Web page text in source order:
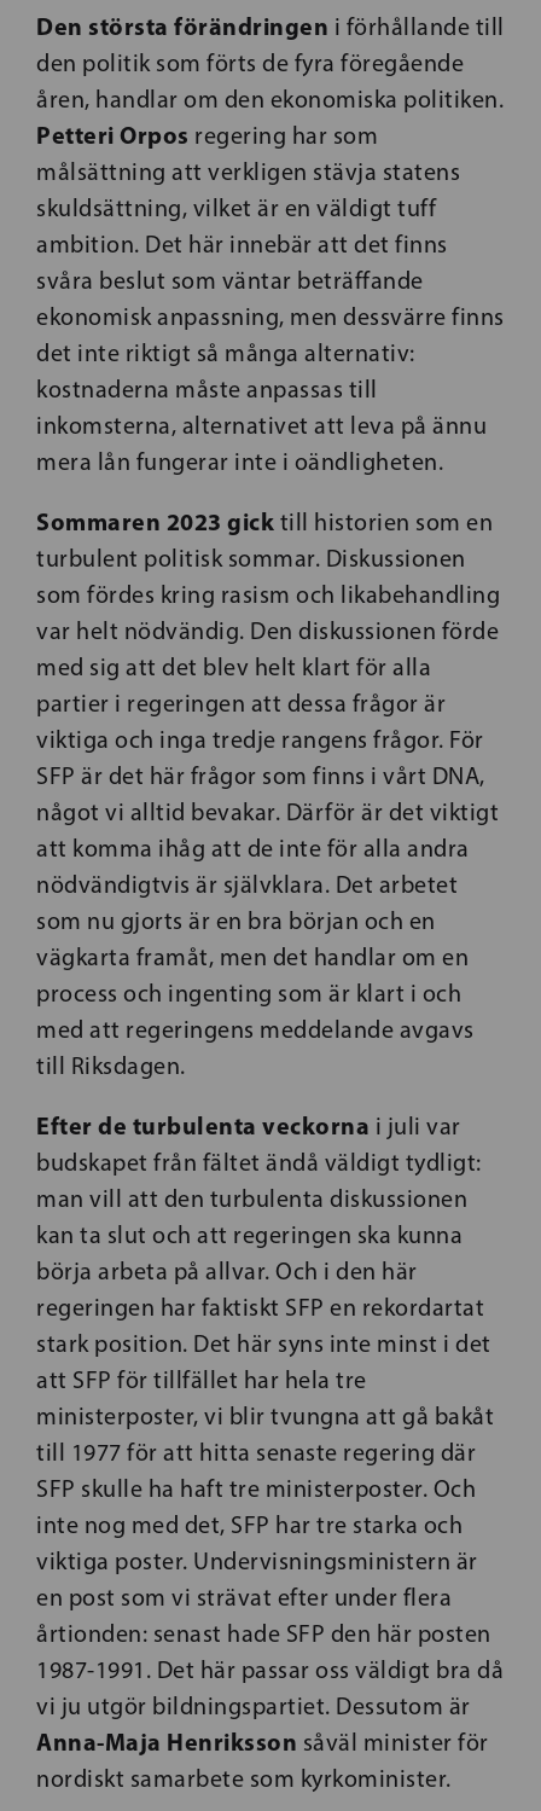
Den största förändringen i förhållande till
den politik som förts de fyra föregående
åren, handlar om den ekonomiska politiken.
Petteri Orpos regering har som
målsättning att verkligen stävja statens
skuldsättning, vilket är en väldigt tuff
ambition. Det här innebär att det finns
svåra beslut som väntar beträffande
ekonomisk anpassning, men dessvärre finns
det inte riktigt så många alternativ:
kostnaderna måste anpassas till
inkomsterna, alternativet att leva på ännu
mera lån fungerar inte i oändligheten.
Sommaren 2023 gick till historien som en
turbulent politisk sommar. Diskussionen
som fördes kring rasism och likabehandling
var helt nödvändig. Den diskussionen förde
med sig att det blev helt klart för alla
partier i regeringen att dessa frågor är
viktiga och inga tredje rangens frågor. För
SFP är det här frågor som finns i vårt DNA,
något vi alltid bevakar. Därför är det viktigt
att komma ihåg att de inte för alla andra
nödvändigtvis är självklara. Det arbetet
som nu gjorts är en bra början och en
vägkarta framåt, men det hand­lar om en
process och ingenting som är klart i och
med att regeringens meddelande avgavs
till Riksdagen.
Efter de turbulenta veckorna i juli var
budskapet från fältet ändå väldigt tydligt:
man vill att den turbulenta diskussionen
kan ta slut och att regeringen ska kunna
börja arbeta på allvar. Och i den här
regeringen har faktiskt SFP en rekordartat
stark position. Det här syns inte minst i det
att SFP för tillfället har hela tre
ministerposter, vi blir tvungna att gå bakåt
till 1977 för att hitta senaste regering där
SFP skulle ha haft tre ministerposter. Och
inte nog med det, SFP har tre starka och
viktiga poster. Undervisningsministern är
en post som vi strävat efter under flera
årtionden: senast hade SFP den här posten
1987-1991. Det här passar oss väldigt bra då
vi ju utgör bildningspartiet. Dessutom är
Anna-Maja Henriksson såväl minister för
nordiskt samarbete som kyrkominister.